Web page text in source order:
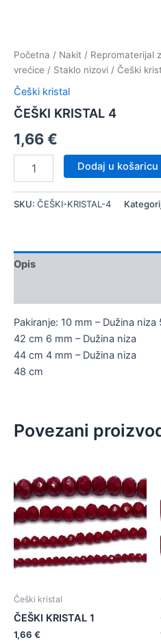
Početna / Nakit / Repromaterijal
vrećice / Staklo nizovi / Češki
Češki kristal
ČEŠKI KRISTAL 4
1,66€
KRISTAL
količina
Dodaj u košaricu
SKU: ČEŠKI-KRISTAL-4
Opis
Pakiranje: 10 mm – Dužina
42 cm 6 mm – Dužina niza
44 cm 4 mm – Dužina niza
48 cm
Povezani
Češki kristal
ČEŠKI KRISTAL 1
1,66 €